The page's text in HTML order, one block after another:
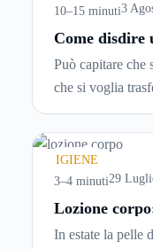
entrando.
10–15 minuti3
Come disdire
modo corretto
Può capitare che
che si voglia
abbiano
comincia a
chiedersi se è
locazioneprima
capiremo come
IGIENE
3–4 minuti29
Lozione
In estate la pelle